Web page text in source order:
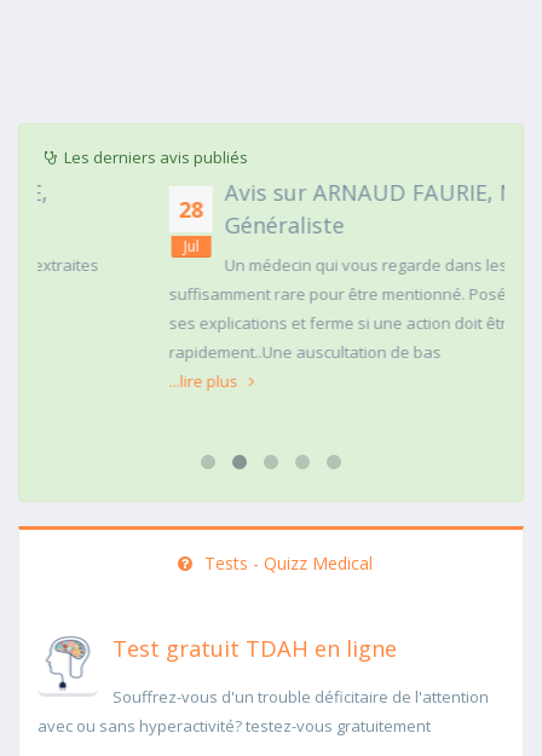
Les derniers avis publiés
Avis sur ARNAUD FAURIE, Médecin
Généraliste
Un médecin qui vous regarde dans les yeux c'est
suffisamment rare pour être mentionné. Posé,clair dans
ses explications et ferme si une action doit être menée
rapidement..Une auscultation de bas
Tests - Quizz Medical
Test gratuit TDAH en ligne
Souffrez-vous d'un trouble déficitaire de l'attention
avec ou sans hyperactivité? testez-vous gratuitement